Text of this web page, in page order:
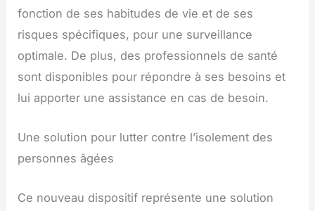
fonction de ses habitudes de vie et de ses
risques spécifiques, pour une surveillance
optimale. De plus, des professionnels de santé
sont disponibles pour répondre à ses besoins et
lui apporter une assistance en cas de besoin.
Une solution pour lutter contre l’isolement des
personnes âgées
Ce nouveau dispositif représente une solution